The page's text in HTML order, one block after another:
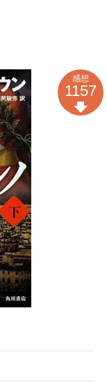
感想
1157